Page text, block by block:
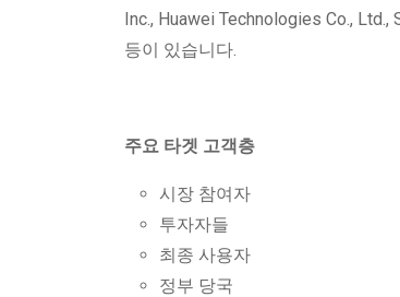
Inc., Huawei Technologies Co.,
등이 있습니다.
주요 타겟 고객층
시장 참여자
투자자들
최종 사용자
정부 당국